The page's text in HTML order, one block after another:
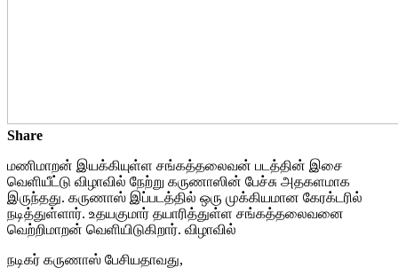
Share
மணிமாறன் இயக்கியுள்ள சங்கத்தலைவன் படத்தின் இசை
வெளியீட்டு விழாவில் நேற்று கருணாஸின் பேச்சு அதகளமாக
இருந்தது. கருணாஸ் இப்படத்தில் ஒரு முக்கியமான கேரக்டரில்
நடித்துள்ளார். உதயகுமார் தயாரித்துள்ள சங்கத்தலைவனை
வெற்றிமாறன் வெளியிடுகிறார். விழாவில்
நடிகர் கருணாஸ் பேசியதாவது,